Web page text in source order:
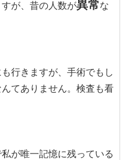
が、昔の人数が異常な
行きますが、手術でもし
てありません。検査も看
が唯一記憶に残っている